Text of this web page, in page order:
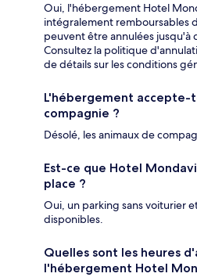
Oui, l'hébergement Hotel
intégralement remboursables
peuvent être annulées jusqu'à
Consultez la politique
de détails sur les conditions
L'hébergement accepte-
compagnie ?
Désolé, les animaux de
Est-ce que Hotel
place ?
Oui, un parking sans voiturier
disponibles.
Quelles sont les heures
l'hébergement Hotel